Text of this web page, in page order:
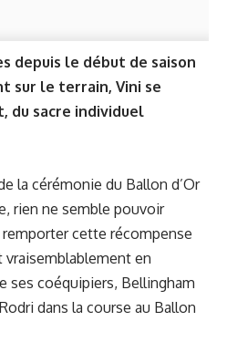
depuis le début de saison
sur le terrain, Vini se
du sacre individuel
la cérémonie du Ballon d’Or
rien ne semble pouvoir
cette récompense
vraisemblablement en
ses coéquipiers, Bellingham
dans la course au Ballon